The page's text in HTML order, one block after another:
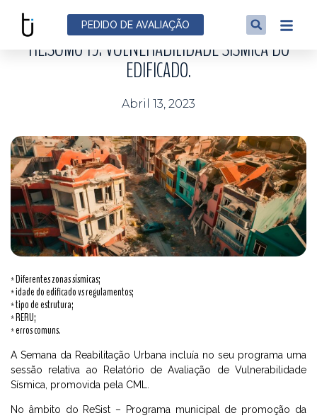
PEDIDO DE AVALIAÇÃO
NOTÍCIAS
RE:SUMO 19: VULNERABILIDADE SÍSMICA DO
EDIFICADO.
Abril 13, 2023
* Diferentes zonas sísmicas;
* idade do edificado vs regulamentos;
* tipo de estrutura;
* RERU;
* erros comuns.
A Semana da Reabilitação Urbana incluía no seu programa uma
sessão relativa ao Relatório de Avaliação de Vulnerabilidade
Sísmica, promovida pela CML.
No âmbito do ReSist – Programa municipal de promoção da